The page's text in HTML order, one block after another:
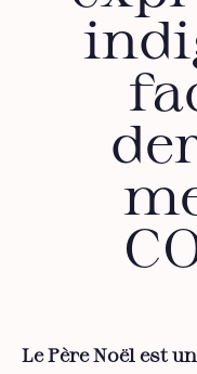
Le Père Noël est